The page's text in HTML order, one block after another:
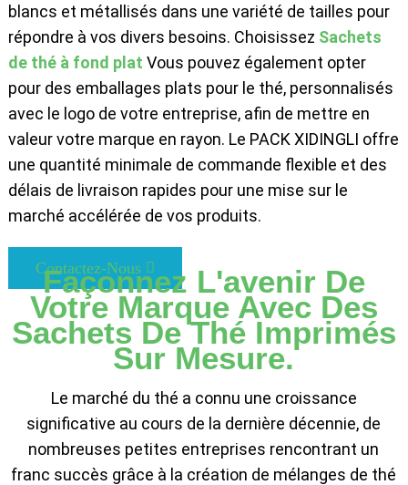
blancs et métallisés dans une variété de tailles pour
répondre à vos divers besoins. Choisissez Sachets
de thé à fond plat Vous pouvez également opter
pour des emballages plats pour le thé, personnalisés
avec le logo de votre entreprise, afin de mettre en
valeur votre marque en rayon. Le PACK XIDINGLI offre
une quantité minimale de commande flexible et des
délais de livraison rapides pour une mise sur le
marché accélérée de vos produits.
Contactez-Nous
Façonnez L'avenir De
Votre Marque Avec Des
Sachets De Thé Imprimés
Sur Mesure.
Le marché du thé a connu une croissance
significative au cours de la dernière décennie, de
nombreuses petites entreprises rencontrant un
franc succès grâce à la création de mélanges de thé